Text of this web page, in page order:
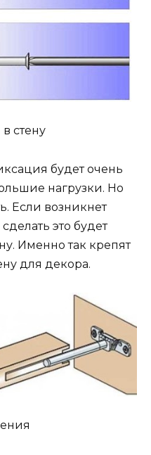
стену
будет очень
нагрузки. Но
Если возникнет
это будет
Именно так крепят
для декора.